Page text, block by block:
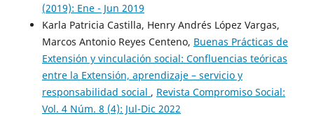
(2019): Ene - Jun 2019
Karla Patricia Castilla, Henry Andrés López Vargas,
Marcos Antonio Reyes Centeno, Buenas Prácticas de
Extensión y vinculación social: Confluencias teóricas
entre la Extensión, aprendizaje – servicio y
responsabilidad social , Revista Compromiso Social:
Vol. 4 Núm. 8 (4): Jul-Dic 2022